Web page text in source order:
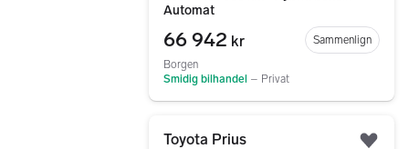
Automat
66 942 kr
Sammenlign
Borgen
Smidig bilhandel – Privat
Toyota Prius